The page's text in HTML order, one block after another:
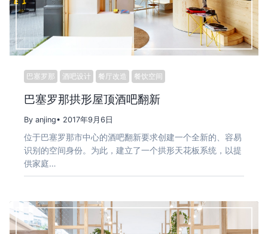
巴塞罗那 酒吧设计 餐厅改造 餐饮空间
巴塞罗那拱形屋顶酒吧翻新
By anjing• 2017年9月6日
位于巴塞罗那市中心的酒吧翻新要求创建一个全新的、容易
识别的空间身份。为此，建立了一个拱形天花板系统，以提
供家庭…